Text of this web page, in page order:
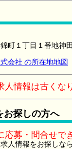
町１丁目１番地神
会社 の所在地地図
情報は古くな
お探しの方へ
募・問合せで
人情報をお探し